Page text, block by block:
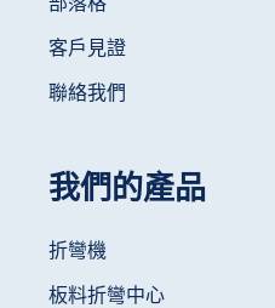
客戶見證
聯絡我們
我們的產品
折彎機
板料折彎中心